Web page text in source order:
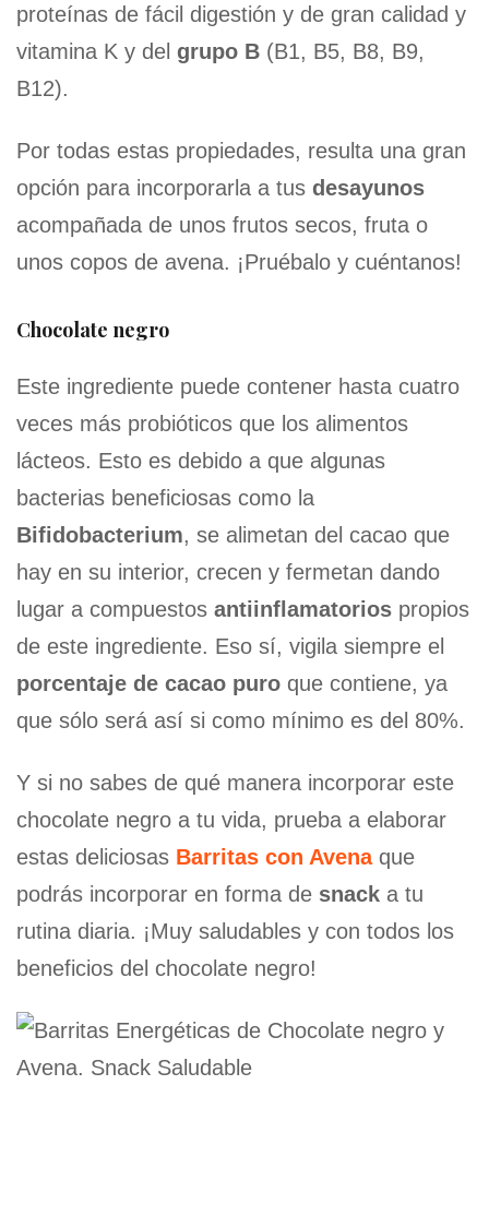
proteínas de fácil digestión y de gran calidad y
vitamina K y del grupo B (B1, B5, B8, B9,
B12).
Por todas estas propiedades, resulta una gran
opción para incorporarla a tus desayunos
acompañada de unos frutos secos, fruta o
unos copos de avena. ¡Pruébalo y cuéntanos!
Chocolate negro
Este ingrediente puede contener hasta cuatro
veces más probióticos que los alimentos
lácteos. Esto es debido a que algunas
bacterias beneficiosas como la
Bifidobacterium, se alimetan del cacao que
hay en su interior, crecen y fermetan dando
lugar a compuestos antiinflamatorios propios
de este ingrediente. Eso sí, vigila siempre el
porcentaje de cacao puro que contiene, ya
que sólo será así si como mínimo es del 80%.
Y si no sabes de qué manera incorporar este
chocolate negro a tu vida, prueba a elaborar
estas deliciosas Barritas con Avenaque
podrás incorporar en forma de snack a tu
rutina diaria. ¡Muy saludables y con todos los
beneficios del chocolate negro!